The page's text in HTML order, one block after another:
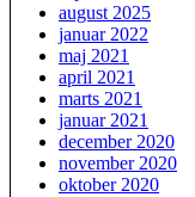
august 2025
januar 2022
maj 2021
april 2021
marts 2021
januar 2021
december 2020
november 2020
oktober 2020